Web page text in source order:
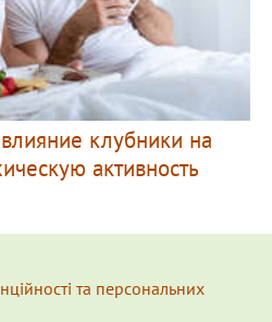
клубники на
активность
та персональних